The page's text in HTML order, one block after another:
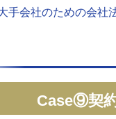
手会社のための会社
Case⑨契